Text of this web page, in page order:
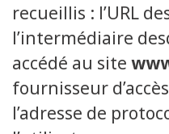
recueillis : l’URL
l’intermédiaire
accédé au site
fournisseur
l’adresse de